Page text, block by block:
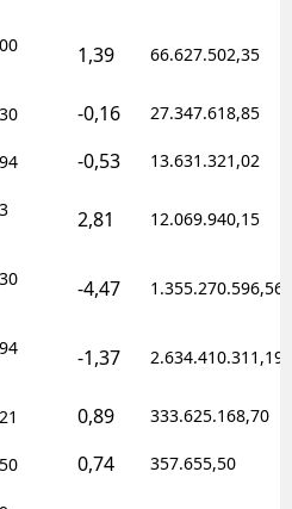
1,39 66.627.502,35
-0,16 27.347.618,85
-0,53 13.631.321,02
2,81 12.069.940,15
-4,47 1.355.270.596,56
-1,37 2.634.410.311,19
0,89 333.625.168,70
0,74 357.655,50